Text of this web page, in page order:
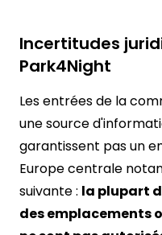
Incertitudes
Park4Night
Les entrées de la
une source
garantissent pas un
Europe centrale
suivante : la plupart
des emplacements